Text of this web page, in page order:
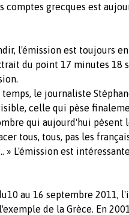
comptes grecques est
l'émission est toujours
du point 17 minutes 18
le journaliste
celle qui pèse
qui aujourd'hui pèsent
tous, tous, pas les
» L'émission est
au 16 septembre 2011,
de la Grèce. En